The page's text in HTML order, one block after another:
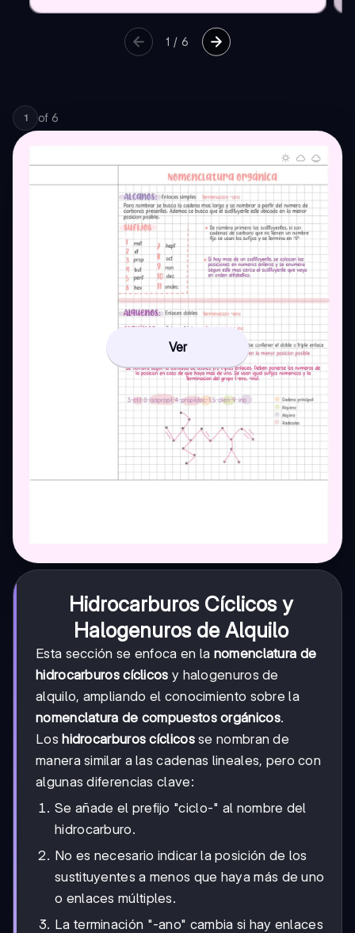
1 /6
1 of 6
Ver
Hidrocarburos Cíclicos y
Halogenuros de Alquilo
Esta sección se enfoca en la nomenclatura de
hidrocarburos cíclicos y halogenuros de
alquilo, ampliando el conocimiento sobre la
nomenclatura de compuestos orgánicos.
Loshidrocarburos cíclicosse nombran de
manera similar a las cadenas lineales, pero con
algunas diferencias clave:
Se añade el prefijo "ciclo-" al nombre del
hidrocarburo.
No es necesario indicar la posición de los
sustituyentes a menos que haya más de uno
o enlaces múltiples.
La terminación "-ano" cambia si hay enlaces